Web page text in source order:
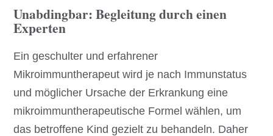
Unabdingbar: Begleitung durch einen
Experten
Ein geschulter und erfahrener
Mikroimmuntherapeut wird je nach Immunstatus
und möglicher Ursache der Erkrankung eine
mikroimmuntherapeutische Formel wählen, um
das betroffene Kind gezielt zu behandeln. Daher